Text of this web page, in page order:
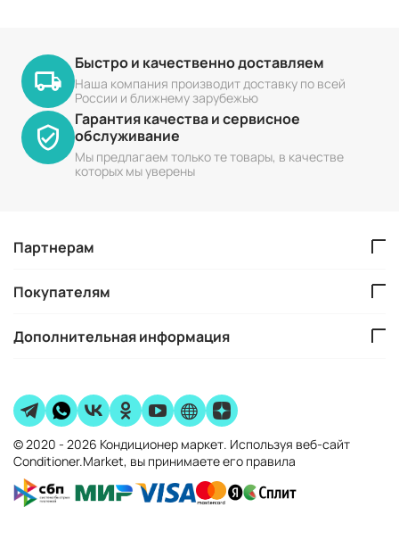
Быстро и качественно доставляем
Наша компания производит доставку по всей
России и ближнему зарубежью
Гарантия качества и сервисное
обслуживание
Мы предлагаем только те товары, в качестве
которых мы уверены
Партнерам
Покупателям
Дополнительная информация
© 2020 - 2026 Кондиционер маркет. Используя веб-сайт
Conditioner.Market, вы принимаете его правила